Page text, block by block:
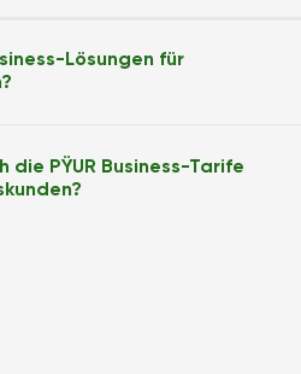
Lösungen für
die PŸUR Business-Tarife